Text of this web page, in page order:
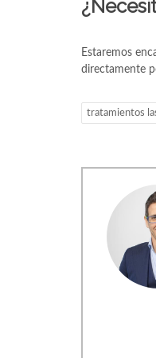
Estaremos
directamente
tratamientos